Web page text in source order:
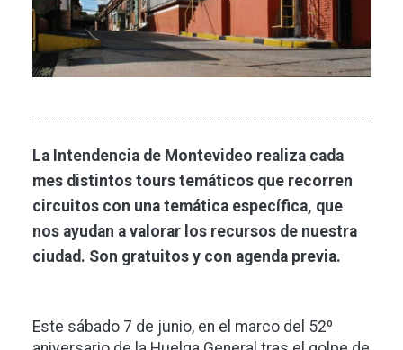
La Intendencia de Montevideo realiza cada
mes distintos tours temáticos que recorren
circuitos con una temática específica, que
nos ayudan a valorar los recursos de nuestra
ciudad. Son gratuitos y con agenda previa.
Este sábado 7 de junio, en el marco del 52º